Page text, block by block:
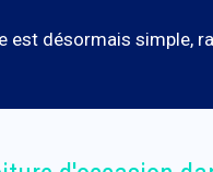
est désormais simple,